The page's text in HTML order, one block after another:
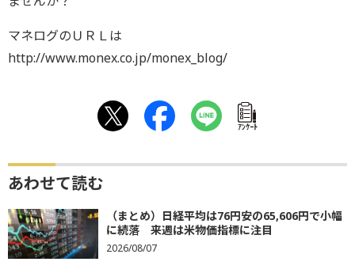
マネログのＵＲＬは
http://www.monex.co.jp/monex_blog/
ｱﾝｹｰﾄ
あわせて読む
（まとめ）日経平均は76円安の65,606円で小幅
に続落 来週は米物価指標に注目
2026/08/07